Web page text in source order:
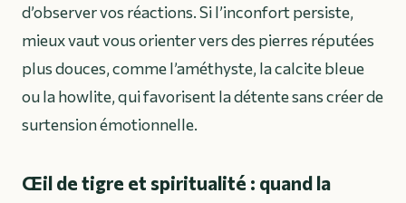
d’observer vos réactions. Si l’inconfort persiste,
mieux vaut vous orienter vers des pierres réputées
plus douces, comme l’améthyste, la calcite bleue
ou la howlite, qui favorisent la détente sans créer de
surtension émotionnelle.
Œil de tigre et spiritualité : quand la